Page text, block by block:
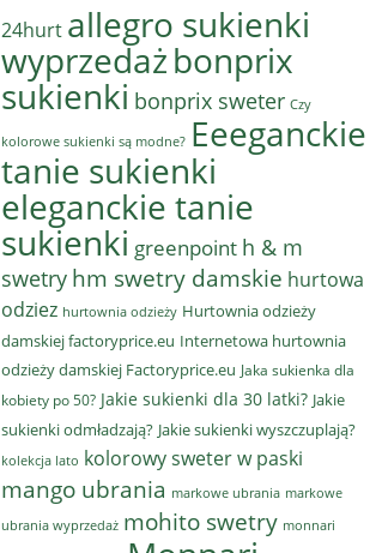
24hurt allegro sukienki
wyprzedażbonprix
sukienki bonprix sweter Czy
kolorowe sukienki są modne? Eeeganckie
tanie sukienki
eleganckie tanie
sukienki greenpoint h & m
swetry hm swetry damskie hurtowa
odziez hurtownia odzieży Hurtownia odzieży
damskiej factoryprice.eu Internetowa hurtownia
odzieży damskiej Factoryprice.eu Jaka sukienka dla
kobiety po 50? Jakie sukienki dla 30 latki? Jakie
sukienki odmładzają? Jakie sukienki wyszczuplają?
kolekcja lato kolorowy sweter w paski
mango ubrania markowe ubrania markowe
ubrania wyprzedaż mohito swetry monnari